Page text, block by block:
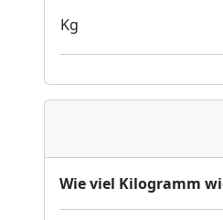
Kg
Wie viel Kilogramm